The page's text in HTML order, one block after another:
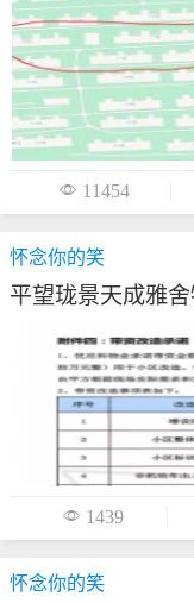
 11454
怀念你的笑
平望珑景天成雅
 1439
怀念你的笑